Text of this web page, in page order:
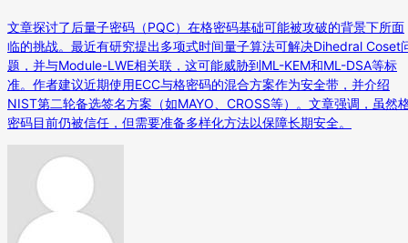
文章探讨了后量子密码（PQC）在格密码基础可能被攻破的背景下所面
临的挑战。最近有研究提出多项式时间量子算法可解决Dihedral Coset
题，并与Module-LWE相关联，这可能威胁到ML-KEM和ML-DSA等标
准。作者建议近期使用ECC与格密码的混合方案作为安全带，并介绍
NIST第二轮备选签名方案（如MAYO、CROSS等）。文章强调，虽然
密码目前仍被信任，但需要准备多样化方法以保障长期安全。